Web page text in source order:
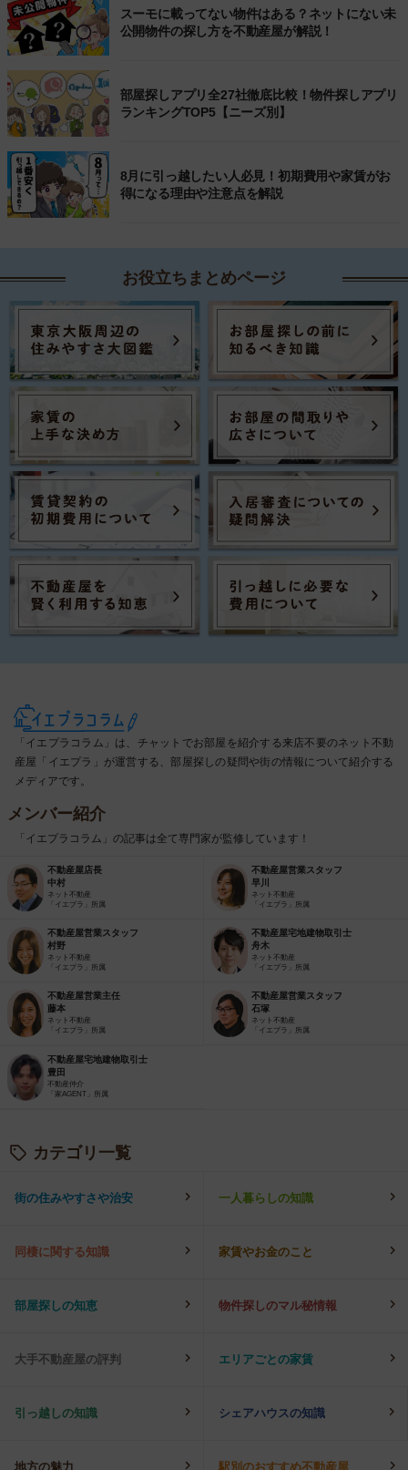
スーモに載ってない物件はある？ネットにない未
公開物件の探し方を不動産屋が解説！
部屋探しアプリ全27社徹底比較！物件探しアプリ
ランキングTOP5【ニーズ別】
8月に引っ越したい人必見！初期費用や家賃がお
得になる理由や注意点を解説
お役立ちまとめページ
「イエプラコラム」は、チャットでお部屋を紹介する来店不要のネット不動
産屋「イエプラ」が運営する、部屋探しの疑問や街の情報について紹介する
メディアです。
メンバー紹介
「イエプラコラム」の記事は全て専門家が監修しています！
不動産屋店長
中村
ネット不動産
「イエプラ」所属
不動産屋営業スタッフ
早川
ネット不動産
「イエプラ」所属
不動産屋営業スタッフ
村野
ネット不動産
「イエプラ」所属
不動産屋宅地建物取引士
舟木
ネット不動産
「イエプラ」所属
不動産屋営業主任
藤本
ネット不動産
「イエプラ」所属
不動産屋営業スタッフ
石塚
ネット不動産
「イエプラ」所属
不動産屋宅地建物取引士
豊田
不動産仲介
「家AGENT」所属
カテゴリ一覧
街の住みやすさや治安 一人暮らしの知識
同棲に関する知識 家賃やお金のこと
部屋探しの知恵 物件探しのマル秘情報
大手不動産屋の評判 エリアごとの家賃
引っ越しの知識 シェアハウスの知識
地方の魅力 駅別のおすすめ不動産屋